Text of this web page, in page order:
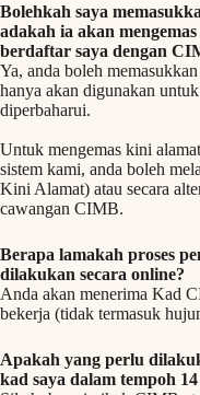
Bolehkah saya
adakah ia akan
berdaftar saya dengan
Ya, anda boleh
hanya akan digunakan
diperbaharui.
Untuk mengemas kini
sistem kami, anda boleh
Kini Alamat) atau secara
cawangan CIMB.
Berapa lamakah proses
dilakukan secara online?
Anda akan menerima Kad
bekerja (tidak termasuk
Apakah yang perlu
kad saya dalam tempoh